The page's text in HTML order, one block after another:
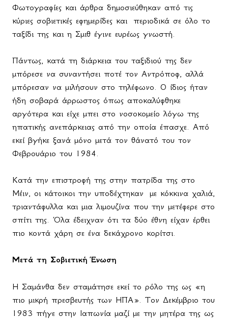
Φωτογραφίες και άρθρα δημοσιεύθηκαν από τις
κύριες σοβιετικές εφημερίδες και
περιοδικά σε όλο το
ταξίδι της και η Σμιθ έγινε ευρέως γνωστή.
Πάντως, κατά τη διάρκεια του ταξιδιού της δεν
μπόρεσε να συναντήσει ποτέ τον Αντρόποφ, αλλά
μπόρεσαν να μιλήσουν στο τηλέφωνο. Ο ίδιος ήταν
ήδη σοβαρά άρρωστος όπως αποκαλύφθηκε
αργότερα και είχε μπει στο νοσοκομείο λόγω της
ηπατικής ανεπάρκειας από την οποία έπασχε. Από
εκεί βγήκε ξανά μόνο μετά τον θάνατό του τον
Φεβρουάριο του 1984.
Κατά την επιστροφή της στην πατρίδα της στο
Μέιν, οι κάτοικοι την υποδέχτηκαν
με κόκκινα χαλιά,
τριαντάφυλλα και μια λιμουζίνα που την μετέφερε στο
σπίτι της. Όλα έδειχναν ότι τα δύο έθνη είχαν έρθει
πιο κοντά χάρη σε ένα δεκάχρονο κορίτσι.
Μετά τη Σοβιετική Ένωση
Η Σαμάνθα δεν σταμάτησε εκεί το ρόλο της ως «η
πιο μικρή πρεσβευτής των ΗΠΑ». Τον Δεκέμβριο του
1983 πήγε στην Ιαπωνία μαζί με την μητέρα της ως